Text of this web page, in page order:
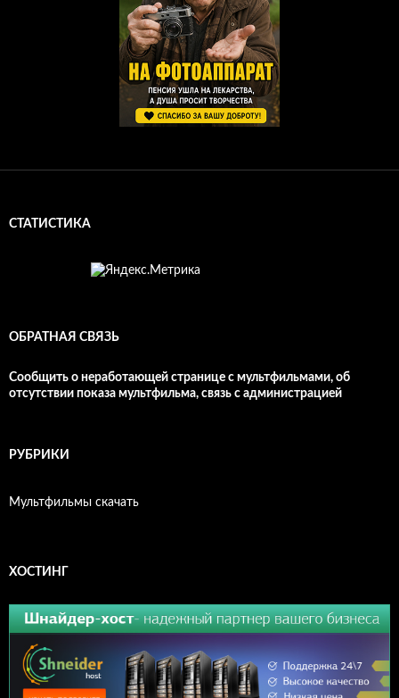
СТАТИСТИКА
ОБРАТНАЯ СВЯЗЬ
Сообщить о неработающей странице с мультфильмами, об
отсутствии показа мультфильма, связь с администрацией
РУБРИКИ
Мультфильмы скачать
ХОСТИНГ